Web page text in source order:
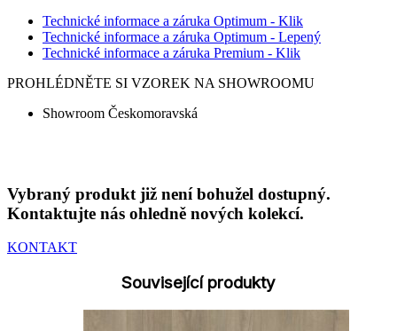
Technické informace a záruka Optimum - Klik
Technické informace a záruka Optimum - Lepený
Technické informace a záruka Premium - Klik
PROHLÉDNĚTE SI VZOREK NA SHOWROOMU
Showroom Českomoravská
Vybraný produkt již není bohužel dostupný.
Kontaktujte nás ohledně nových kolekcí.
KONTAKT
Související produkty